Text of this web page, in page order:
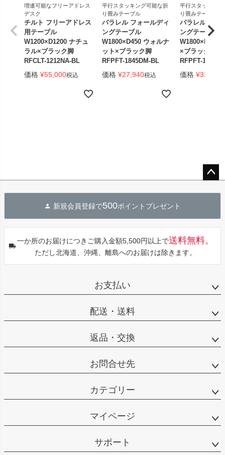
増連可能なフリーアドレス
デスク
チルト フリーアドレス
用テーブル
W1200×D1200 ナチュ
ラル×ブラック脚
RFCLT-1212NA-BL
価格 ¥55,000税込
平行スタッキング可能な折
り畳みテーブル
パラレル フォールディ
ングテーブル
W1800×D450 ウォルナ
ット×ブラック脚
RFPFT-1845DM-BL
価格 ¥27,940税込
平行スタッキン
り畳みテーブル
パラレル フォ
ングテーブル
W1800×D450
×ブラック脚
RFPFT-
価格 ¥33,440
へ
新規会員登録で500ポイントプレゼント
一か所のお届けにつきご購入金額5,500円以上で送料無料。
ただし北海道、沖縄、離島へのお届けは除きます。
お支払い
配送・送料
返品・交換
お問合せ先
カテゴリー
マイページ
サポート